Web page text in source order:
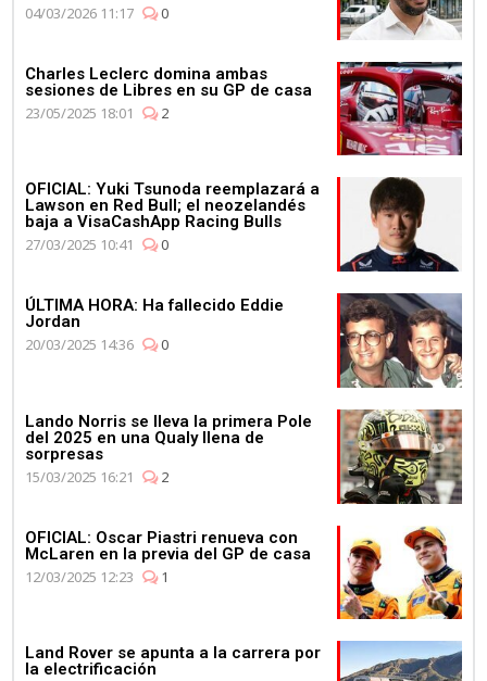
04/03/2026 11:17
0
Charles Leclerc domina ambas
sesiones de Libres en su GP de casa
23/05/2025 18:01
2
OFICIAL: Yuki Tsunoda reemplazará a
Lawson en Red Bull; el neozelandés
baja a VisaCashApp Racing Bulls
27/03/2025 10:41
0
ÚLTIMA HORA: Ha fallecido Eddie
Jordan
20/03/2025 14:36
0
Lando Norris se lleva la primera Pole
del 2025 en una Qualy llena de
sorpresas
15/03/2025 16:21
2
OFICIAL: Oscar Piastri renueva con
McLaren en la previa del GP de casa
12/03/2025 12:23
1
Land Rover se apunta a la carrera por
la electrificación